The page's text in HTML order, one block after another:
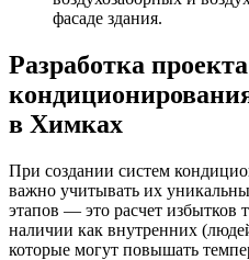
фасаде здания.
Разработка проекта
в Химках
При создании систем
важно учитывать их
этапов — это расчет избытков
наличии как внутренних
которые могут повышать